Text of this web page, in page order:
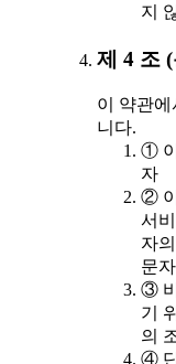
지
제 4 조
이 약관
니다.
①
자
②
서
자
문
③
기
의
④